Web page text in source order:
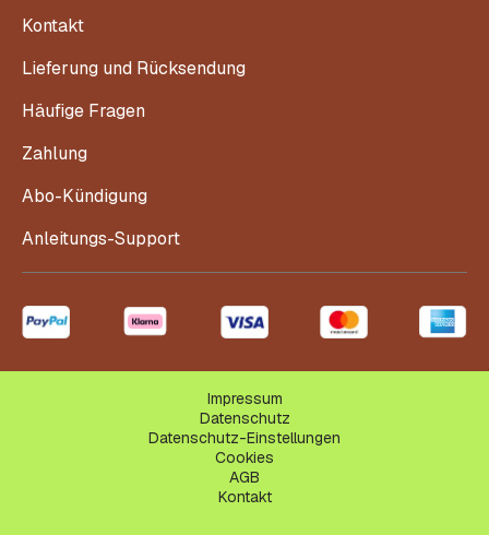
Kontakt
Lieferung und Rücksendung
Häufige Fragen
Zahlung
Abo-Kündigung
Anleitungs-Support
Impressum
Datenschutz
Datenschutz-Einstellungen
Cookies
AGB
Kontakt